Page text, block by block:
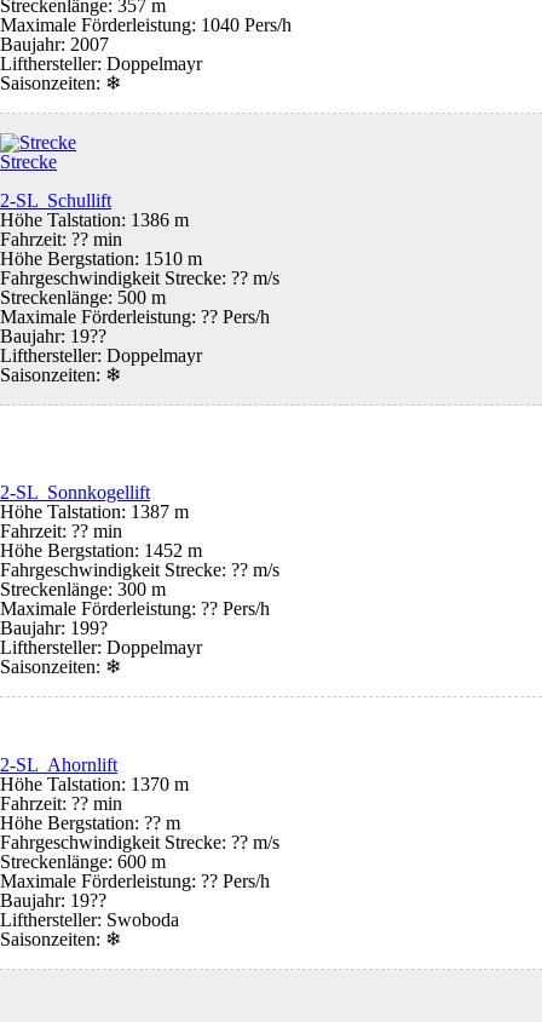
Streckenlänge: 357 m
Maximale Förderleistung: 1040 Pers/h
Baujahr: 2007
Lifthersteller: Doppelmayr
Saisonzeiten: ❄
Strecke
2-SL Schullift
Höhe Talstation: 1386 m
Fahrzeit: ?? min
Höhe Bergstation: 1510 m
Fahrgeschwindigkeit Strecke: ?? m/s
Streckenlänge: 500 m
Maximale Förderleistung: ?? Pers/h
Baujahr: 19??
Lifthersteller: Doppelmayr
Saisonzeiten: ❄
2-SL Sonnkogellift
Höhe Talstation: 1387 m
Fahrzeit: ?? min
Höhe Bergstation: 1452 m
Fahrgeschwindigkeit Strecke: ?? m/s
Streckenlänge: 300 m
Maximale Förderleistung: ?? Pers/h
Baujahr: 199?
Lifthersteller: Doppelmayr
Saisonzeiten: ❄
2-SL Ahornlift
Höhe Talstation: 1370 m
Fahrzeit: ?? min
Höhe Bergstation: ?? m
Fahrgeschwindigkeit Strecke: ?? m/s
Streckenlänge: 600 m
Maximale Förderleistung: ?? Pers/h
Baujahr: 19??
Lifthersteller: Swoboda
Saisonzeiten: ❄